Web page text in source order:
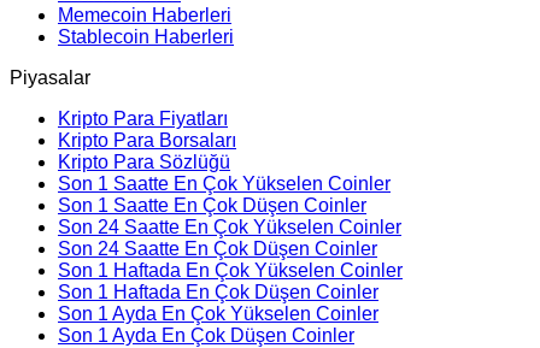
Memecoin Haberleri
Stablecoin Haberleri
Piyasalar
Kripto Para Fiyatları
Kripto Para Borsaları
Kripto Para Sözlüğü
Son 1 Saatte En Çok Yükselen Coinler
Son 1 Saatte En Çok Düşen Coinler
Son 24 Saatte En Çok Yükselen Coinler
Son 24 Saatte En Çok Düşen Coinler
Son 1 Haftada En Çok Yükselen Coinler
Son 1 Haftada En Çok Düşen Coinler
Son 1 Ayda En Çok Yükselen Coinler
Son 1 Ayda En Çok Düşen Coinler